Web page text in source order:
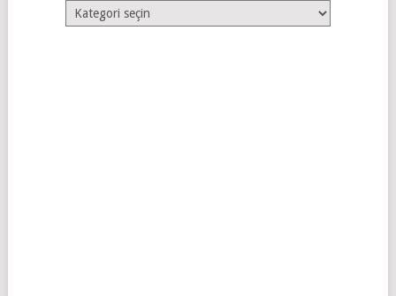
Tüm
Kategoriler